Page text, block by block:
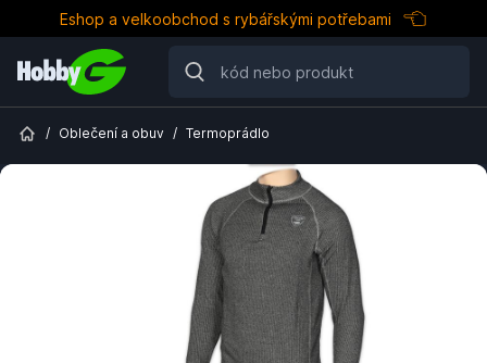
Eshop a velkoobchod s rybářskými potřebami
/ Oblečení a obuv / Termoprádlo